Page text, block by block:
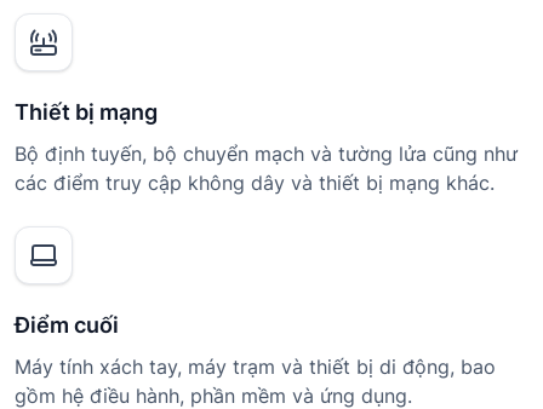
Thiết bị mạng
Bộ định tuyến, bộ chuyển mạch và tường lửa cũng như
các điểm truy cập không dây và thiết bị mạng khác.
Điểm cuối
Máy tính xách tay, máy trạm và thiết bị di động, bao
gồm hệ điều hành, phần mềm và ứng dụng.